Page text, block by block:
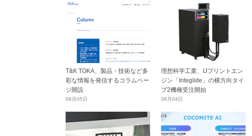
T&K TOKA、製品・技術など多
彩な情報を発信するコラムペー
ジ開設
08月05日
理想科学工業、IJプリントエン
ジン「Integlide」の横方向タイ
プ2機種受注開始
08月04日